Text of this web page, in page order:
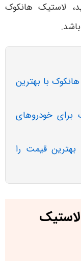
لاستیک هانکوک
.
با بهترین
برای خودروهای
قیمت را